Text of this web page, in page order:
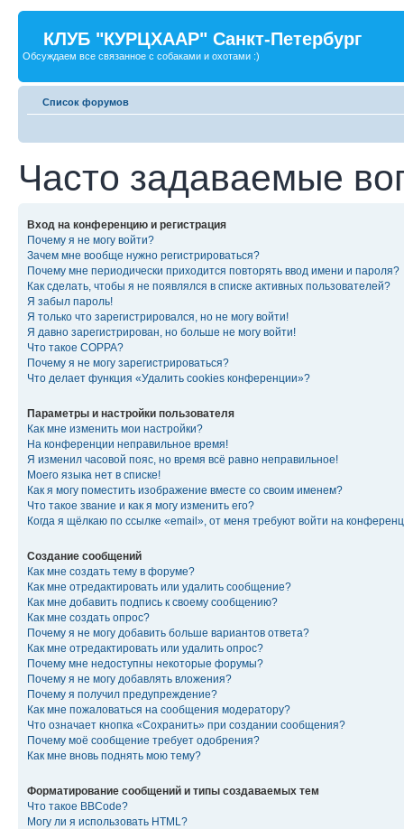
КЛУБ "КУРЦХААР" Санкт-Петербург
Обсуждаем все связанное с собаками и охотами :)
Список форумов
Часто задаваемые
Вход на конференцию и регистрация
Почему я не могу войти?
Зачем мне вообще нужно регистрироваться?
Почему мне периодически приходится повторять ввод имени и пароля?
Как сделать, чтобы я не появлялся в списке активных пользователей?
Я забыл пароль!
Я только что зарегистрировался, но не могу войти!
Я давно зарегистрирован, но больше не могу войти!
Что такое COPPA?
Почему я не могу зарегистрироваться?
Что делает функция «Удалить cookies конференции»?
Параметры и настройки пользователя
Как мне изменить мои настройки?
На конференции неправильное время!
Я изменил часовой пояс, но время всё равно неправильное!
Моего языка нет в списке!
Как я могу поместить изображение вместе со своим именем?
Что такое звание и как я могу изменить его?
Когда я щёлкаю по ссылке «email», от меня требуют войти на
Создание сообщений
Как мне создать тему в форуме?
Как мне отредактировать или удалить сообщение?
Как мне добавить подпись к своему сообщению?
Как мне создать опрос?
Почему я не могу добавить больше вариантов ответа?
Как мне отредактировать или удалить опрос?
Почему мне недоступны некоторые форумы?
Почему я не могу добавлять вложения?
Почему я получил предупреждение?
Как мне пожаловаться на сообщения модератору?
Что означает кнопка «Сохранить» при создании сообщения?
Почему моё сообщение требует одобрения?
Как мне вновь поднять мою тему?
Форматирование сообщений и типы создаваемых тем
Что такое BBCode?
Могу ли я использовать HTML?